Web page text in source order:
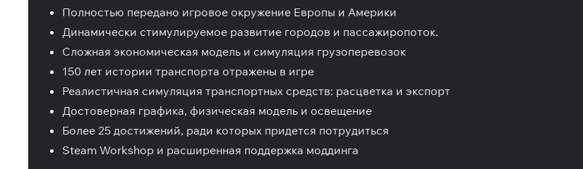
Полностью передано игровое окружение Европы и Америки
Динамически стимулируемое развитие городов и пассажиропоток.
Сложная экономическая модель и симуляция грузоперевозок
150 лет истории транспорта отражены в игре
Реалистичная симуляция транспортных средств: расцветка и экспорт
Достоверная графика, физическая модель и освещение
Более 25 достижений, ради которых придется потрудиться
Steam Workshop и расширенная поддержка моддинга